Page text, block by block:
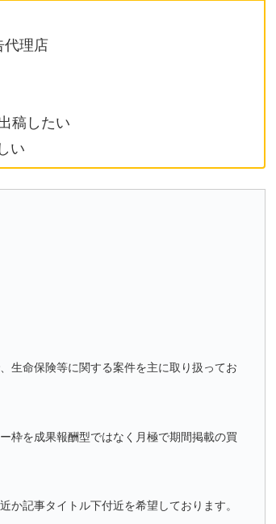
代理店
稿したい
い
生命保険等に関する案件を主に取り扱ってお
枠を成果報酬型ではなく月極で期間掲載の買
記事タイトル下付近を希望しております。